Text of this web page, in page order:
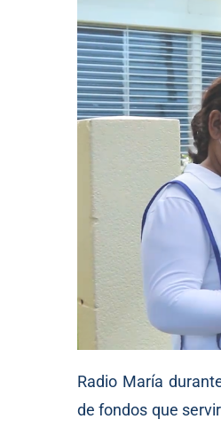
Radio María
de fondos que